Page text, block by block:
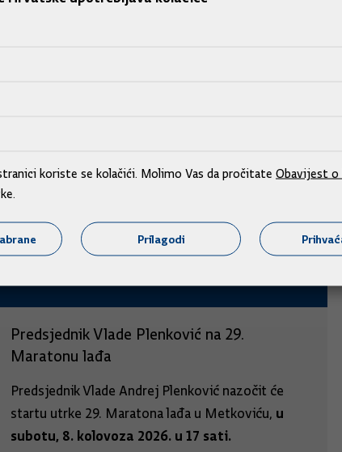
Predsjednik Vlade Plenković na 29.
Maratonu lađa
Predsjednik Vlade Andrej Plenković nazočit će
startu utrke 29. Maratona lađa u Metkoviću, u
subotu, 8. kolovoza 2026. u 17 sati.
koriste se kolačići. Molimo Vas da pročitate Obavijest o
Prilagodi